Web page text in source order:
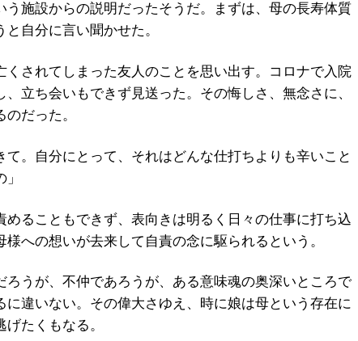
う施設からの説明だったそうだ。まずは、母の長寿体質
自分に言い聞かせた。
されてしまった友人のことを思い出す。コロナで入院
立ち会いもできず見送った。その悔しさ、無念さに、
だった。
て。自分にとって、それはどんな仕打ちよりも辛いこと
ることもできず、表向きは明るく日々の仕事に打ち込
への想いが去来して自責の念に駆られるという。
うが、不仲であろうが、ある意味魂の奥深いところで
に違いない。その偉大さゆえ、時に娘は母という存在に
たくもなる。